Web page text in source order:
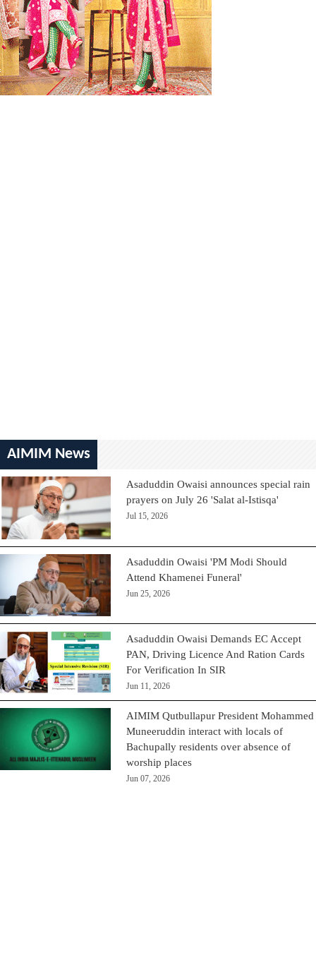
AIMIM News
Asaduddin Owaisi announces special rain
prayers on July 26 'Salat al-Istisqa'
Jul 15, 2026
Asaduddin Owaisi 'PM Modi Should
Attend Khamenei Funeral'
Jun 25, 2026
Asaduddin Owaisi Demands EC Accept
PAN, Driving Licence And Ration Cards
For Verification In SIR
Jun 11, 2026
AIMIM Qutbullapur President Mohammed
Muneeruddin interact with locals of
Bachupally residents over absence of
worship places
Jun 07, 2026